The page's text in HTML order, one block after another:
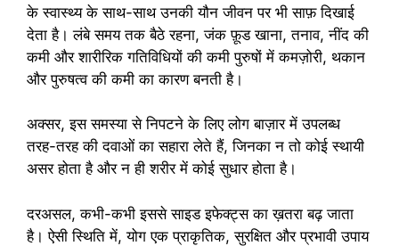
के स्वास्थ्य के साथ-साथ उनकी यौन जीवन पर भी साफ़ दिखाई
देता है। लंबे समय तक बैठे रहना, जंक फ़ूड खाना, तनाव, नींद की
कमी और शारीरिक गतिविधियों की कमी पुरुषों में कमज़ोरी, थकान
और पुरुषत्व की कमी का कारण बनती है।
अक्सर, इस समस्या से निपटने के लिए लोग बाज़ार में उपलब्ध
तरह-तरह की दवाओं का सहारा लेते हैं, जिनका न तो कोई स्थायी
असर होता है और न ही शरीर में कोई सुधार होता है।
दरअसल, कभी-कभी इससे साइड इफेक्ट्स का ख़तरा बढ़ जाता
है। ऐसी स्थिति में, योग एक प्राकृतिक, सुरक्षित और प्रभावी उपाय